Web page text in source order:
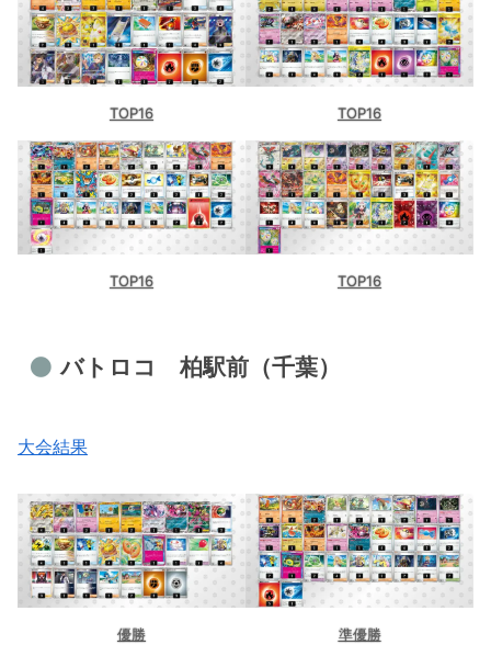
TOP16 TOP16
TOP16 TOP16
バトロコ 柏駅前（千葉）
大会結果
優勝 準優勝